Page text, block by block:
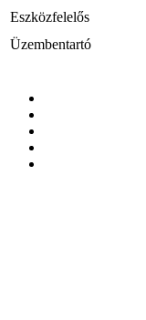
Eszközfelelős
Üzembentartó